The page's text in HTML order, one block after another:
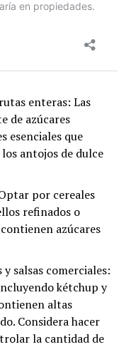
enteras: Las
de azúcares
esenciales que
antojos de dulce
por cereales
refinados o
azúcares
salsas comerciales:
kétchup y
altas
Considera hacer
la cantidad de